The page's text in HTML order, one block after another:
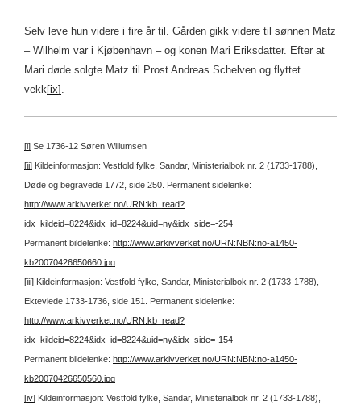
Selv leve hun videre i fire år til. Gården gikk videre til sønnen Matz
– Wilhelm var i Kjøbenhavn – og konen Mari Eriksdatter. Efter at
Mari døde solgte Matz til Prost Andreas Schelven og flyttet
vekk[ix]
[i] Se 1736-12 Søren Willumsen
[ii] Kildeinformasjon: Vestfold fylke, Sandar, Ministerialbok nr. 2 (1733-1788),
Døde og begravede 1772, side 250. Permanent sidelenke:
http://www.arkivverket.no/URN:kb_read?
idx_kildeid=8224&idx_id=8224&uid=ny&idx_side=-254
Permanent bildelenke: http://www.arkivverket.no/URN:NBN:no-a1450-
kb20070426650660.jpg
[iii] Kildeinformasjon: Vestfold fylke, Sandar, Ministerialbok nr. 2 (1733-1788),
Ekteviede 1733-1736, side 151. Permanent sidelenke:
http://www.arkivverket.no/URN:kb_read?
idx_kildeid=8224&idx_id=8224&uid=ny&idx_side=-154
Permanent bildelenke: http://www.arkivverket.no/URN:NBN:no-a1450-
kb20070426650560.jpg
[iv] Kildeinformasjon: Vestfold fylke, Sandar, Ministerialbok nr. 2 (1733-1788),